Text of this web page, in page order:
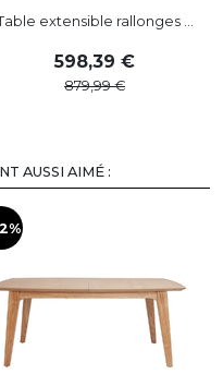
extensible rallonges ...
598,39
879,99
AUSSI AIMÉ :